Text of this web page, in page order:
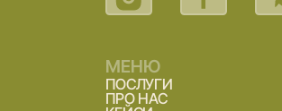
МЕНЮ
ПОСЛУГИ
ПРО НАС